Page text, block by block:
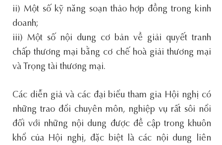
ii) Một số kỹ năng soạn thảo hợp đồng trong kinh
doanh;
iii) Một số nội dung cơ bản về giải quyết tranh
chấp thương mại bằng cơ chế hoà giải thương mại
và Trọng tài thương mại.
Các diễn giả và các đại biểu tham gia Hội nghị có
những trao đổi chuyên môn, nghiệp vụ rất sôi nổi
đối với những nội dung được đề cập trong khuôn
khổ của Hội nghị, đặc biệt là các nội dung liên